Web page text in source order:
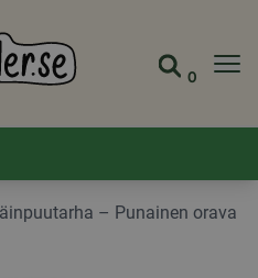
Siirry
0
– Punainen orava